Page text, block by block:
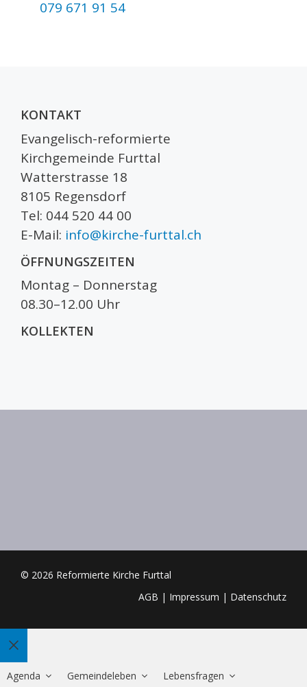
079 671 91 54
KONTAKT
Evangelisch-reformierte
Kirchgemeinde Furttal
Watterstrasse 18
8105 Regensdorf
Tel: 044 520 44 00
E-Mail: info@kirche-furttal.ch
ÖFFNUNGSZEITEN
Montag – Donnerstag
08.30–12.00 Uhr
KOLLEKTEN
© 2026 Reformierte Kirche Furttal
AGB | Impressum | Datenschutz
Schliessen
Agenda Gemeindeleben Lebensfragen